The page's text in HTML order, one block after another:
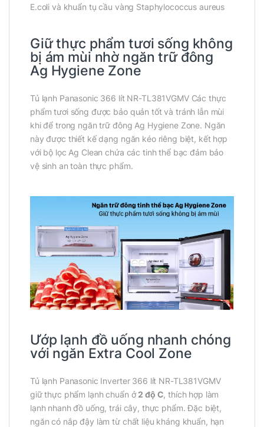
E.coli và khuẩn tụ cầu vàng Staphylococcus aureus
Giữ thực phẩm tươi sống không
bị ám mùi nhờ ngăn trữ đông
Ag Hygiene Zone
Tủ lạnh Panasonic 366 lít NR-TL381VGMV Các thực
phẩm tươi sống được bảo quản tốt và tránh lẫn mùi
khi để trong ngăn trữ đông Ag Hygiene Zone. Ngăn
này được thiết kế dạng ngăn kéo riêng biệt, kết hợp
với bộ lọc Ag Clean chứa các tinh thể bạc đảm bảo
vệ sinh an toàn thực phẩm.
Ướp lạnh đồ uống nhanh chóng
với ngăn Extra Cool Zone
Tủ lạnh Panasonic Inverter 366 lít NR-TL381VGMV
giữ thực phẩm lạnh chuẩn ở2 độ C, thích hợp làm
lạnh nhanh đồ uống, trái cây, thực phẩm. Đặc biệt,
ngăn có nắp đậy làm từ chất liệu kháng khuẩn, hạn